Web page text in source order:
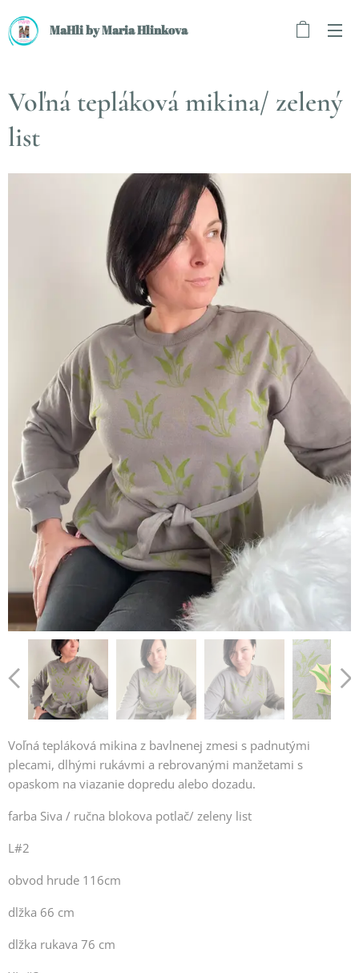
MaHli by Maria Hlinkova
Voľná tepláková mikina/ zelený
list
Voľná tepláková mikina z bavlnenej zmesi s padnutými
plecami, dlhými rukávmi a rebrovanými manžetami s
opaskom na viazanie dopredu alebo dozadu.
farba Siva / ručna blokova potlač/ zeleny list
L#2
obvod hrude 116cm
dlžka 66 cm
dlžka rukava 76 cm